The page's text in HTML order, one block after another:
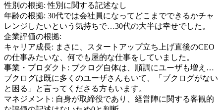
性別の根拠:性別に関する記述なし
年齢の根拠: 30代では会社員になってどこまでできるかチャ
レンジしたいという気持ちで…30代の大半は幸せでした。
企業評価の根拠:
キャリア成長: まさに、スタートアップ立ち上げ直後のCEO
の仕事みたいな、何でも屋的な仕事をしていました。
事業・プロダクト : ブクログ自体は、順調にユーザも増え…
ブクログは既に多くのユーザさんもいて、「ブクログがない
と困る」と言ってくださる方もいます。
マネジメント : 自身が取締役であり、経営陣に関する客観的